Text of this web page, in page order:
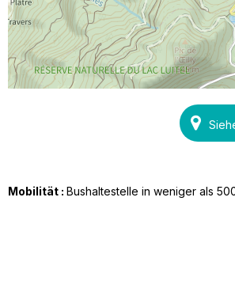
Mobilität : Bushaltestelle in weniger als